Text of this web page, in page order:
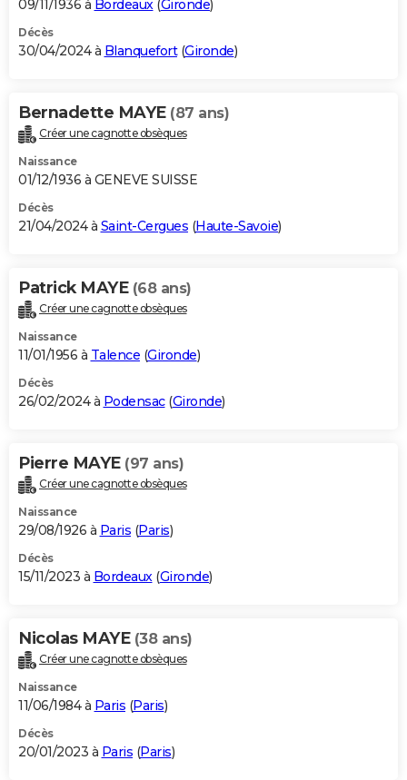
09/11/1936 à Bordeaux(Gironde)
Décès
30/04/2024 à Blanquefort(Gironde)
Bernadette MAYE (87 ans)
Créer une cagnotte obsèques
Naissance
01/12/1936 à GENEVE SUISSE
Décès
21/04/2024 à Saint-Cergues (Haute-Savoie)
Patrick MAYE (68 ans)
Créer une cagnotte obsèques
Naissance
11/01/1956 à Talence (Gironde)
Décès
26/02/2024 à Podensac(Gironde)
Pierre MAYE (97 ans)
Créer une cagnotte obsèques
Naissance
29/08/1926 à Paris (Paris)
Décès
15/11/2023 à Bordeaux(Gironde)
Nicolas MAYE (38 ans)
Créer une cagnotte obsèques
Naissance
11/06/1984 à Paris (Paris)
Décès
20/01/2023 à Paris (Paris)